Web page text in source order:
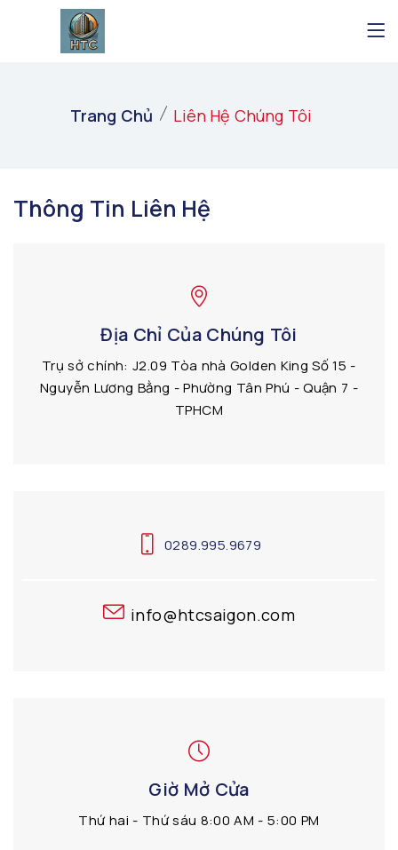
Trang Chủ Liên Hệ Chúng Tôi
Thông Tin Liên Hệ
Địa Chỉ Của Chúng Tôi
Trụ sở chính: J2.09 Tòa nhà Golden King Số 15 -
Nguyễn Lương Bằng - Phường Tân Phú - Quận 7 -
TPHCM
0289.995.9679
info@htcsaigon.com
Giờ Mở Cửa
Thứ hai - Thứ sáu 8:00 AM - 5:00 PM